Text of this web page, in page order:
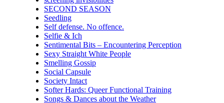
SECOND SEASON
Seedling
Self defense. No offence.
Selfie & Ich
Sentimental Bits – Encountering Perception
Sexy Straight White People
Smelling Gossip
Social Capsule
Society Intact
Softer Hards: Queer Functional Training
Songs & Dances about the Weather